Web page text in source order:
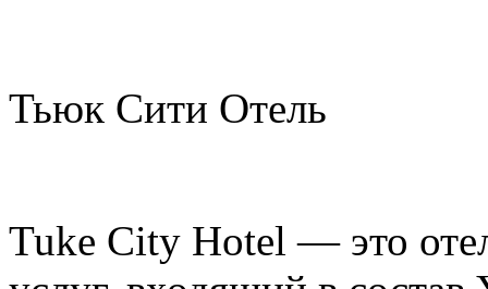
Тьюк Сити Отель
Tuke City Hotel — это